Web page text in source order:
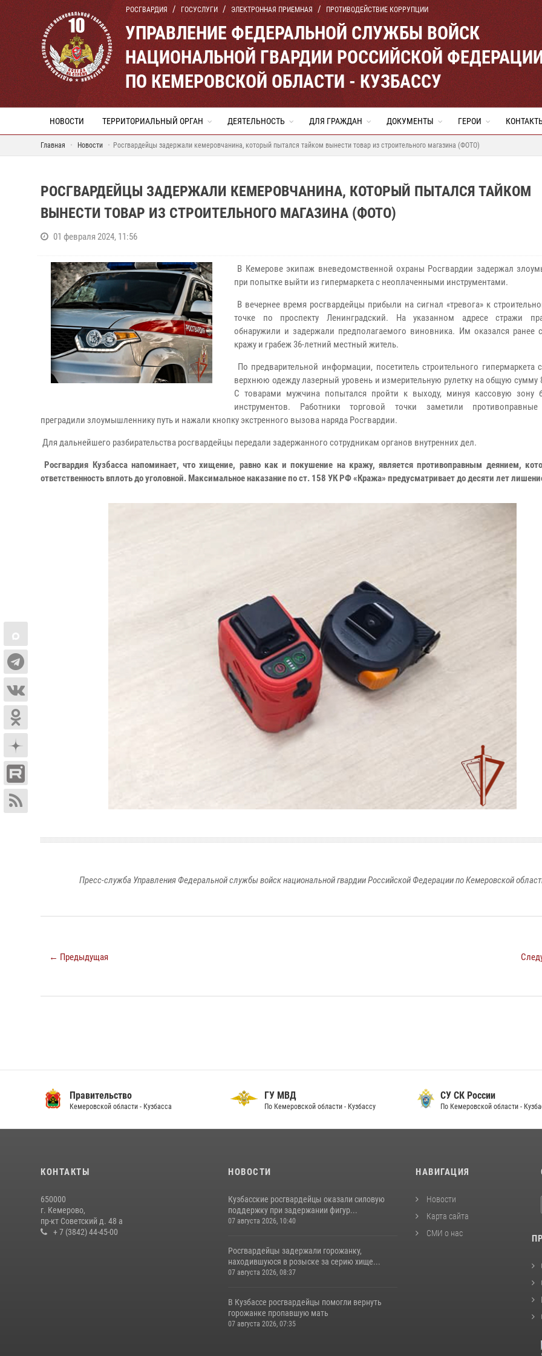
РОСГВАРДИЯ ГОСУСЛУГИ ЭЛЕКТРОННАЯ ПРИЕМНАЯ ПРОТИВОДЕЙСТВИЕ КОРРУПЦИИ
УПРАВЛЕНИЕ ФЕДЕРАЛЬНОЙ СЛУЖБЫ ВОЙСК
НАЦИОНАЛЬНОЙ ГВАРДИИ РОССИЙСКОЙ
ПО КЕМЕРОВСКОЙ ОБЛАСТИ - КУЗБАССУ
НОВОСТИ ТЕРРИТОРИАЛЬНЫЙ ОРГАН ДЕЯТЕЛЬНОСТЬ ДЛЯ ГРАЖДАН ДОКУМЕНТЫ ГЕРОИ
Главная Новости Росгвардейцы задержали кемеровчанина, который пытался тайком вынести товар из строительного магазина (ФОТО)
РОСГВАРДЕЙЦЫ ЗАДЕРЖАЛИ КЕМЕРОВЧАНИНА, КОТОРЫЙ ПЫТАЛСЯ ТАЙКОМ
ВЫНЕСТИ ТОВАР ИЗ СТРОИТЕЛЬНОГО МАГАЗИНА (ФОТО)
01 февраля 2024, 11:56
В Кемерове экипаж вневедомственной охраны Росгвардии задержал
при попытке выйти из гипермаркета с неоплаченными инструментами.
В вечернее время росгвардейцы прибыли на сигнал «тревога» к
точке по проспекту Ленинградский. На указанном адресе стражи
обнаружили и задержали предполагаемого виновника. Им оказался ранее
кражу и грабеж 36-летний местный житель.
По предварительной информации, посетитель строительного гипермаркета
верхнюю одежду лазерный уровень и измерительную рулетку на общую сумму
С товарами мужчина попытался пройти к выходу, минуя кассовую зону
инструментов. Работники торговой точки заметили противоправные
преградили злоумышленнику путь и нажали кнопку экстренного вызова наряда Росгвардии.
Для дальнейшего разбирательства росгвардейцы передали задержанного сотрудникам органов внутренних дел.
Росгвардия Кузбасса напоминает, что хищение, равно как и покушение на кражу, является противоправным деянием,
ответственность вплоть до уголовной. Максимальное наказание по ст. 158 УК РФ «Кража» предусматривает до десяти лет
Пресс-служба Управления Федеральной службы войск национальной гвардии Российской Федерации по Кемеровской
← Предыдущая
Правительство
Кемеровской области - Кузбасса
ГУ МВД
По Кемеровской области - Кузбассу
СУ СК России
По Кемеровской области -
КОНТАКТЫ
650000
г. Кемерово,
пр-кт Советский д. 48 а
+ 7 (3842) 44-45-00
НОВОСТИ
Кузбасские росгвардейцы оказали силовую
поддержку при задержании фигур...
07 августа 2026, 10:40
Росгвардейцы задержали горожанку,
находившуюся в розыске за серию хище...
07 августа 2026, 08:37
В Кузбассе росгвардейцы помогли вернуть
горожанке пропавшую мать
07 августа 2026, 07:35
НАВИГАЦИЯ
Новости
Карта сайта
СМИ о нас